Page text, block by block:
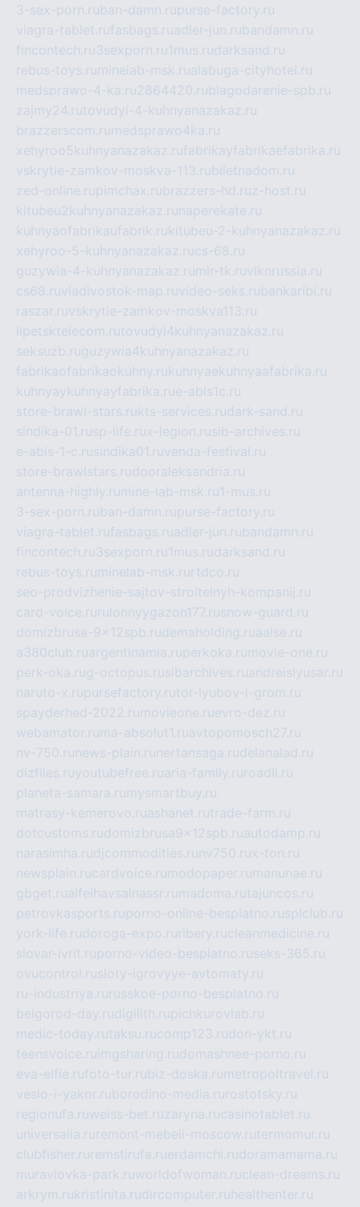
3-sex-porn.ruban-damn.rupurse-factory.ru
viagra-tablet.rufasbags.ruadler-jun.rubandamn.ru
fincontech.ru3sexporn.ru1mus.rudarksand.ru
rebus-toys.ru minelab-msk.rualabuga-cityhotel.ru
medsprawo-4-ka.ru2864420.rublagodarenie-spb.ru
zajmy24.rutovudyi-4-kuhnyanazakaz.ru
brazzerscom.ru medsprawo4ka.ru
xehyroo5kuhnyanazakaz.rufabrikayfabrikaefabrika.ru
vskrytie-zamkov-moskva-113.rubiletnadom.ru
zed-online.rupimchax.rubrazzers-hd.ruz-host.ru
kitubeu2kuhnyanazakaz.ru naperekate.ru
kuhnyaofabrikaufabrik.rukitubeu-2-kuhnyanazakaz.ru
xehyroo-5-kuhnyanazakaz.rucs-68.ru
guzywia-4-kuhnyanazakaz.ru mir-tk.ruvlknrussia.ru
cs68.ruvladivostok-map.ruvideo-seks.rubankaribi.ru
raszar.ruvskrytie-zamkov-moskva113.ru
lipetsktelecom.rutovudyi4kuhnyanazakaz.ru
seksuzb.ruguzywia4kuhnyanazakaz.ru
fabrikaofabrikaokuhny.rukuhnyaekuhnyaafabrika.ru
kuhnyaykuhnyayfabrika.rue-abis1c.ru
store-brawl-stars.rukts-services.rudark-sand.ru
sindika-01.rusp-life.rux-legion.rusib-archives.ru
e-abis-1-c.rusindika01.ruvenda-festival.ru
store-brawlstars.rudooraleksandria.ru
antenna-highly.ru mine-lab-msk.ru1-mus.ru
3-sex-porn.ruban-damn.rupurse-factory.ru
viagra-tablet.rufasbags.ruadler-jun.rubandamn.ru
fincontech.ru3sexporn.ru1mus.rudarksand.ru
rebus-toys.ru minelab-msk.ru rtdco.ru
seo-prodvizhenie-sajtov-stroitelnyh-kompanij.ru
card-voice.ru rulonnyygazon177.rusnow-guard.ru
domizbrusa-9x12spb.rudemaholding.ruaalse.ru
a380club.ruargentinamia.ruperkoka.ru movie-one.ru
perk-oka.rug-octopus.rusibarchives.ruandreislyusar.ru
naruto-x.rupursefactory.rutor-lyubov-i-grom.ru
spayderhed-2022.ru movieone.ruevro-dez.ru
webamator.ru ma-absolut1.ruavtopomosch27.ru
nv-750.ru news-plain.ru nertansaga.rudelanalad.ru
dizfiles.ruyoutubefree.ruaria-family.ru roadli.ru
planeta-samara.ru mysmartbuy.ru
matrasy-kemerovo.ruashanet.rutrade-farm.ru
dotcustoms.rudomizbrusa9x12spb.ruautodamp.ru
narasimha.rudjcommodities.ru nv750.rux-ton.ru
newsplain.rucardvoice.ru modopaper.ru manunae.ru
gbget.rualfeihavsalnassr.ru madoma.rutajuncos.ru
petrovkasports.ruporno-online-besplatno.rusplclub.ru
york-life.rudoroga-expo.ru ribery.rucleanmedicine.ru
slovar-ivrit.ruporno-video-besplatno.ruseks-365.ru
ovucontrol.rusloty-igrovyye-avtomaty.ru
ru-industriya.ru russkoe-porno-besplatno.ru
belgorod-day.rudigilith.rupichkurovlab.ru
medic-today.rutaksu.rucomp123.rudon-ykt.ru
teensvoice.ru imgsharing.rudomashnee-porno.ru
eva-elfie.rufoto-tur.rubiz-doska.ru metropoltravel.ru
veslo-i-yakor.ruborodino-media.ru rostotsky.ru
regionufa.ruweiss-bet.ruzaryna.rucasinotablet.ru
universalia.ru remont-mebeli-moscow.rutermomur.ru
clubfisher.ru remstirufa.ruerdamchi.rudoramamama.ru
muraviovka-park.ruworldofwoman.ruclean-dreams.ru
arkrym.rukristinita.rudircomputer.ru healthenter.ru